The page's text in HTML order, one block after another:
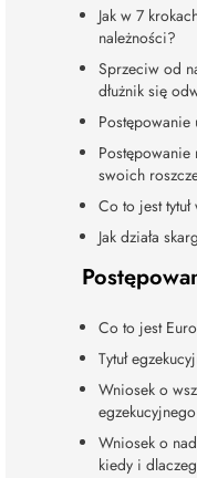
Jak w 7
należności?
Sprzeciw od
dłużnik się
swoich
Co to jest
Jak działa
Co to jest
Tytuł
Wniosek o
egzekucyjnego
Wniosek o
kiedy i